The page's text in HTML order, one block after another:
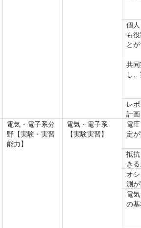
個
も
と
共
し
レ
計
電気・電子系分
野【実験・実習
能力】
電気・電子系
【実験実習】
電
定
抵
き
オ
測
電
の